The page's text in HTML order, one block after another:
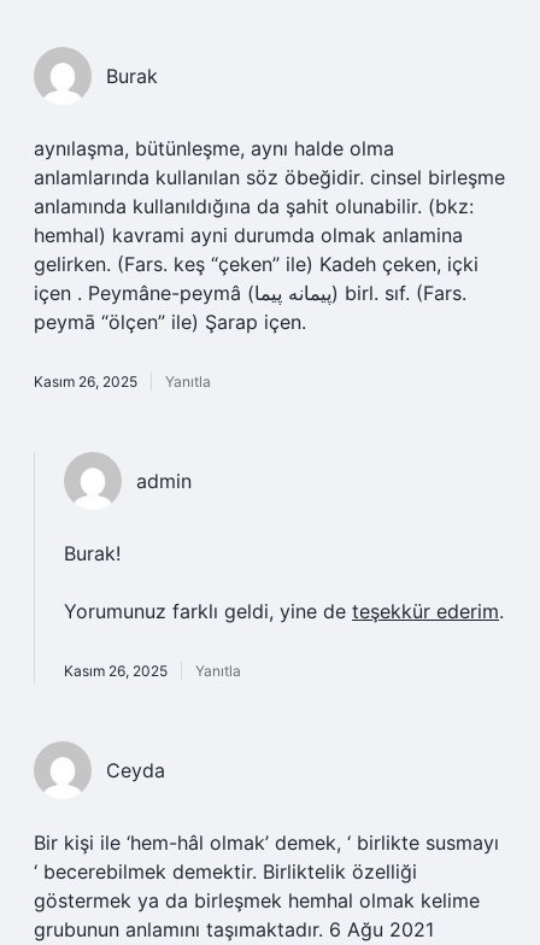
Burak
aynılaşma, bütünleşme, aynı halde olma
anlamlarında kullanılan söz öbeğidir. cinsel birleşme
anlamında kullanıldığına da şahit olunabilir. (bkz:
hemhal) kavrami ayni durumda olmak anlamina
gelirken. (Fars. keş “çeken” ile) Kadeh çeken, içki
içen . Peymâne-peymâ (ﭘﻴﻤﺎﻧﻪ ﭘﻴﻤﺎ) birl. sıf. (Fars.
peymā “ölçen” ile) Şarap içen.
Kasım 26, 2025 Yanıtla
admin
Burak!
Yorumunuz farklı geldi, yine de teşekkür ederim.
Kasım 26, 2025 Yanıtla
Ceyda
Bir kişi ile ‘hem-hâl olmak’ demek, ‘ birlikte susmayı
‘ becerebilmek demektir. Birliktelik özelliği
göstermek ya da birleşmek hemhal olmak kelime
grubunun anlamını taşımaktadır. 6 Ağu 2021